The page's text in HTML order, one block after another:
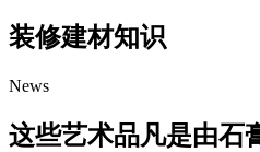
装修建材知识
News
这些艺术品凡是由石